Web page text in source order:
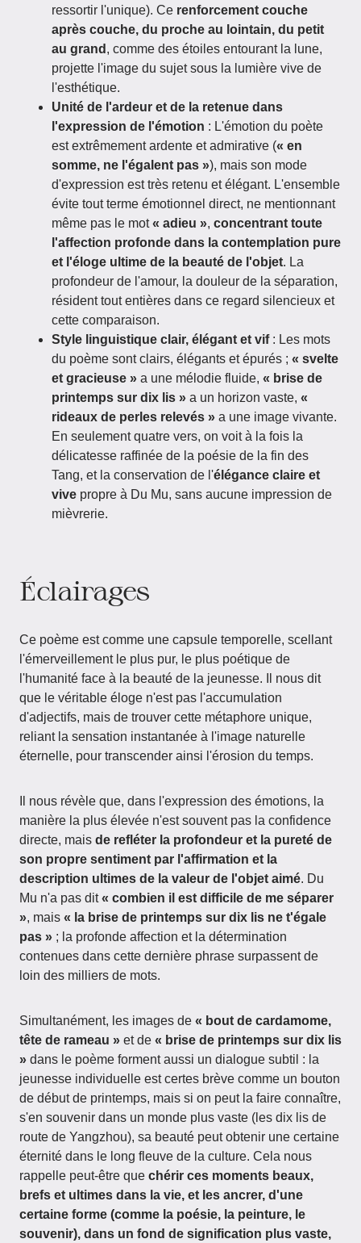
ressortir l'unique). Ce renforcement couche
après couche, du proche au lointain, du petit
au grand , comme des étoiles entourant la lune,
projette l'image du sujet sous la lumière vive de
l'esthétique.
Unité de l'ardeur et de la retenue dans
l'expression de l'émotion : L'émotion du poète
est extrêmement ardente et admirative (« en
somme, ne l'égalent pas »), mais son mode
d'expression est très retenu et élégant. L'ensemble
évite tout terme émotionnel direct, ne mentionnant
même pas le mot« adieu », concentrant toute
l'affection profonde dans la contemplation pure
et l'éloge ultime de la beauté de l'objet. La
profondeur de l'amour, la douleur de la séparation,
résident tout entières dans ce regard silencieux et
cette comparaison.
Style linguistique clair, élégant et vif: Les mots
du poème sont clairs, élégants et épurés ; « svelte
et gracieuse » a une mélodie fluide, « brise de
printemps sur dix lis » a un horizon vaste, «
rideaux de perles relevés » a une image vivante.
En seulement quatre vers, on voit à la fois la
délicatesse raffinée de la poésie de la fin des
Tang, et la conservation de l'élégance claire et
vive propre à Du Mu, sans aucune impression de
mièvrerie.
Éclairages
Ce poème est comme une capsule temporelle, scellant
l'émerveillement le plus pur, le plus poétique de
l'humanité face à la beauté de la jeunesse. Il nous dit
que le véritable éloge n'est pas l'accumulation
d'adjectifs, mais de trouver cette métaphore unique,
reliant la sensation instantanée à l'image naturelle
éternelle, pour transcender ainsi l'érosion du temps.
Il nous révèle que, dans l'expression des émotions, la
manière la plus élevée n'est souvent pas la confidence
directe, mais de refléter la profondeur et la pureté de
son propre sentiment par l'affirmation et la
description ultimes de la valeur de l'objet aimé. Du
Mu n'a pas dit« combien il est difficile de me séparer
», mais « la brise de printemps sur dix lis ne t'égale
pas » ; la profonde affection et la détermination
contenues dans cette dernière phrase surpassent de
loin des milliers de mots.
Simultanément, les images de « bout de cardamome,
tête de rameau » et de « brise de printemps sur dix lis
» dans le poème forment aussi un dialogue subtil : la
jeunesse individuelle est certes brève comme un bouton
de début de printemps, mais si on peut la faire connaître,
s'en souvenir dans un monde plus vaste (les dix lis de
route de Yangzhou), sa beauté peut obtenir une certaine
éternité dans le long fleuve de la culture. Cela nous
rappelle peut-être que chérir ces moments beaux,
brefs et ultimes dans la vie, et les ancrer, d'une
certaine forme (comme la poésie, la peinture, le
souvenir), dans un fond de signification plus vaste,